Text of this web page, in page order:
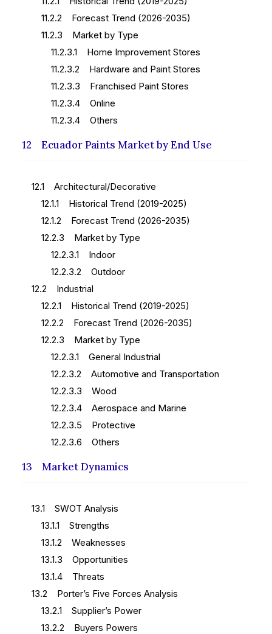
11.2.2 Forecast Trend (2026-2035)
11.2.3 Market by Type
11.2.3.1 Home Improvement Stores
11.2.3.2 Hardware and Paint Stores
11.2.3.3 Franchised Paint Stores
11.2.3.4 Online
11.2.3.4 Others
12 Ecuador Paints Market by End Use
12.1 Architectural/Decorative
12.1.1 Historical Trend (2019-2025)
12.1.2 Forecast Trend (2026-2035)
12.2.3 Market by Type
12.2.3.1 Indoor
12.2.3.2 Outdoor
12.2 Industrial
12.2.1 Historical Trend (2019-2025)
12.2.2 Forecast Trend (2026-2035)
12.2.3 Market by Type
12.2.3.1 General Industrial
12.2.3.2 Automotive and Transportation
12.2.3.3 Wood
12.2.3.4 Aerospace and Marine
12.2.3.5 Protective
12.2.3.6 Others
13 Market Dynamics
13.1 SWOT Analysis
13.1.1 Strengths
13.1.2 Weaknesses
13.1.3 Opportunities
13.1.4 Threats
13.2 Porter’s Five Forces Analysis
13.2.1 Supplier’s Power
13.2.2 Buyers Powers